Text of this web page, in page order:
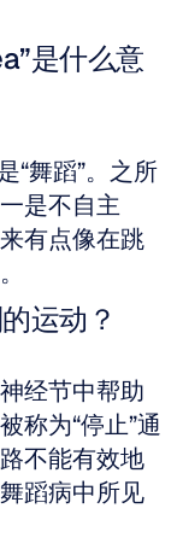
是什么意
“舞蹈”。之所
是不自主
有点像在跳
运动？
经节中帮助
称为“停止”通
不能有效地
蹈病中所见